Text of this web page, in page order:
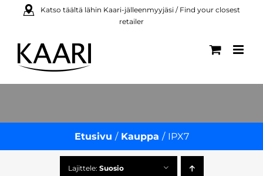
Katso täältä lähin Kaari-jälleenmyyjäsi / Find your closest
retailer
Etusivu Kauppa IPX7
Lajittele: Suosio